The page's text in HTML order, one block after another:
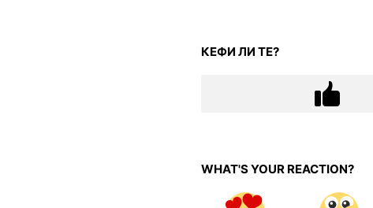
КЕФИ ЛИ ТЕ?
WHAT'S YOUR REACTION?